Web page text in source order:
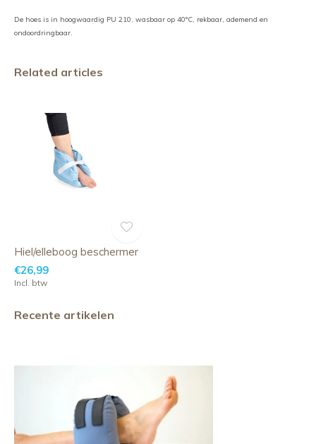
De hoes is in hoogwaardig PU 210, wasbaar op 40°C, rekbaar, ademend en
ondoordringbaar.
Related articles
Hiel/elleboog beschermer
€26,99
Incl. btw
Recente artikelen